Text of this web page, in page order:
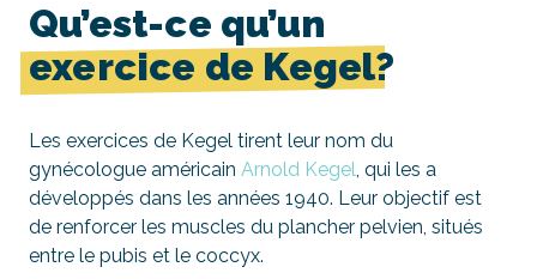
Qu’est-ce qu’un
exercice de Kegel?
Les exercices de Kegel tirent leur nom du
gynécologue américain Arnold Kegel, qui les a
développés dans les années 1940. Leur objectif est
de renforcer les muscles du plancher pelvien, situés
entre le pubis et le coccyx.